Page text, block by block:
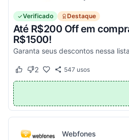
Verificado Destaque
Até R$200 Off em
R$1500!
Este cupom funcionou
Este cupom não funcionou
2 547 usos
Webfones